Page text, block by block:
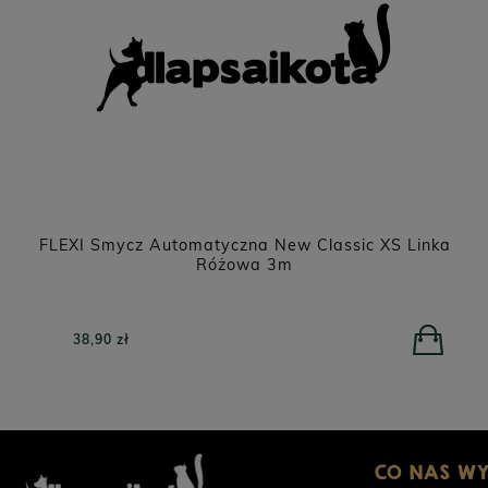
FLEXI Smycz Automatyczna New Classic XS Linka
Różowa 3m
38,90 zł
CO NAS